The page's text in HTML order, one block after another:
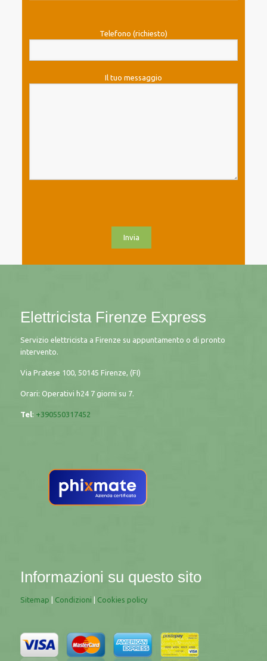
Telefono (richiesto)
Il tuo messaggio
Elettricista Firenze Express
Servizio elettricista a Firenze su appuntamento o di pronto
intervento.
Via Pratese 100, 50145 Firenze, (FI)
Orari: Operativi h24 7 giorni su 7.
Tel: +390550317452
Informazioni su questo sito
Sitemap Condizioni Cookies policy